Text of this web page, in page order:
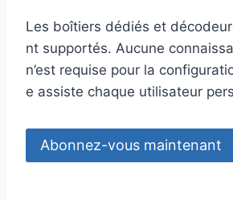
Les boîtiers dédiés et
nt supportés. Aucune
n’est requise pour la
e assiste chaque utilisateur
Abonnez-vous maintenant